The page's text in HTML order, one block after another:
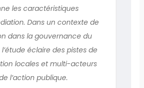
les caractéristiques
Dans un contexte de
dans la gouvernance du
éclaire des pistes de
locales et multi-acteurs
l’action publique.